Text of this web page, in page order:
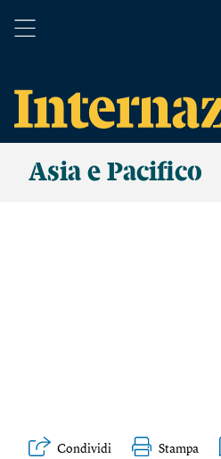
Asia e Pacifico
Condividi Stampa